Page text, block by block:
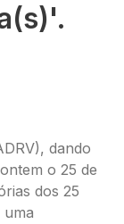
dando
o 25 de
dos 25
uma